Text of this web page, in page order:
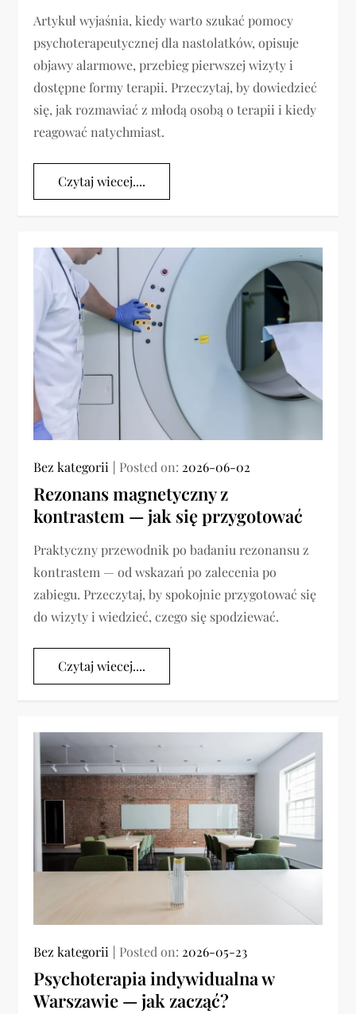
Artykuł wyjaśnia, kiedy warto szukać pomocy
psychoterapeutycznej dla nastolatków, opisuje
objawy alarmowe, przebieg pierwszej wizyty i
dostępne formy terapii. Przeczytaj, by dowiedzieć
się, jak rozmawiać z młodą osobą o terapii i kiedy
reagować natychmiast.
Czytaj wiecej....
Bez kategorii Posted on: 2026-06-02
Rezonans magnetyczny z
kontrastem — jak się przygotować
Praktyczny przewodnik po badaniu rezonansu z
kontrastem — od wskazań po zalecenia po
zabiegu. Przeczytaj, by spokojnie przygotować się
do wizyty i wiedzieć, czego się spodziewać.
Czytaj wiecej....
Bez kategorii Posted on: 2026-05-23
Psychoterapia indywidualna w
Warszawie — jak zacząć?